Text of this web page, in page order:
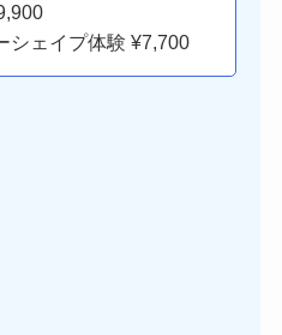
シェイプ体験 ¥7,700